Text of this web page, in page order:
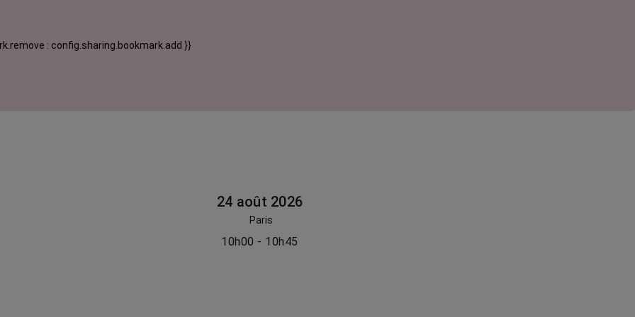
: config.sharing.bookmark.add }}
24 août 2026
Paris
10h00 - 10h45